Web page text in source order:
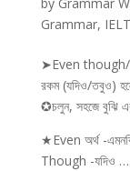
Grammar,
➤Even though/
রকম (যদিও/তবুও)
✪চলুন, সহজে বুঝি
★Even অর্থ -
Though -যদিও …..